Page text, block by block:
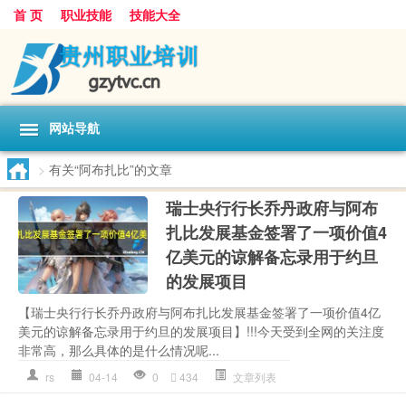
首 页 职业技能 技能大全
网站导航
> 有关“阿布扎比”的文章
瑞士央行行长乔丹政府与阿布
扎比发展基金签署了一项价值4
亿美元的谅解备忘录用于约旦
的发展项目
【瑞士央行行长乔丹政府与阿布扎比发展基金签署了一项价值4亿
美元的谅解备忘录用于约旦的发展项目】!!!今天受到全网的关注度
非常高，那么具体的是什么情况呢...
rs 04-14 0 434 文章列表